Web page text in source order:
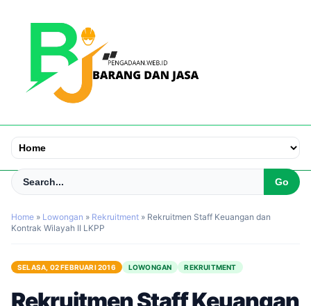
Home » Lowongan » Rekruitment » Rekruitmen Staff Keuangan dan
Kontrak Wilayah II LKPP
SELASA, 02 FEBRUARI 2016 LOWONGAN REKRUITMENT